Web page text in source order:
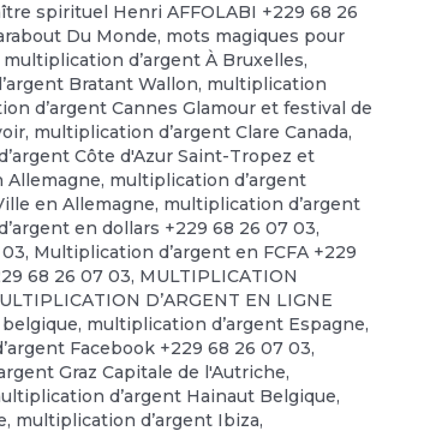
spirituel Henri AFFOLABI +229 68 26
Du Monde, mots magiques pour
multiplication d’argent À Bruxelles,
Bratant Wallon, multiplication
d’argent Cannes Glamour et festival de
, multiplication d’argent Clare Canada,
Côte d'Azur Saint-Tropez et
Allemagne, multiplication d’argent
en Allemagne, multiplication d’argent
en dollars +229 68 26 07 03,
, Multiplication d’argent en FCFA +229
68 26 07 03, MULTIPLICATION
D’ARGENT EN LIGNE
, multiplication d’argent Espagne,
Facebook +229 68 26 07 03,
Graz Capitale de l'Autriche,
d’argent Hainaut Belgique,
, multiplication d’argent Ibiza,